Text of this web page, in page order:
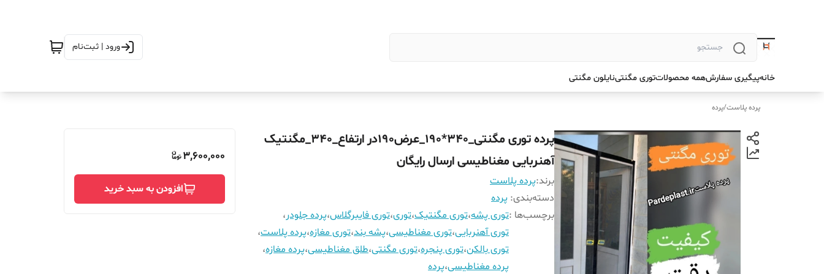
ورود | ثبت‌نام
خانهپیگیری سفارشهمه محصولاتتوری مگنتینایلون مگنتی
پرده پلاست/پرده
پرده توری مگنتی_340*190_عرض190در ارتفاع_340_مگنتیک
آهنربایی مغناطیسی ارسال رایگان
برند:پرده پلاست
دسته‌بندی: پرده
برچسب‌ها :توری پشه،توری مگنتیک،توری،توری فایبرگلاس،پرده جلودر،
توری آهنربایی،توری مغناطیسی،پشه بند،توری مغازه،پرده پلاست،
توری بالکن،توری پنجره،توری مگنتی،طلق مغناطیسی،پرده مغازه،
پرده مغناطیسی،پرده
3,600,000
افزودن به سبد خرید